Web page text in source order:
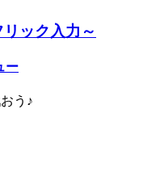
ック入力～
ー
う♪